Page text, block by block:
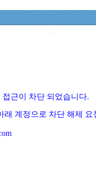
근이 차단 되었습니다.
계정으로 차단 해제 요